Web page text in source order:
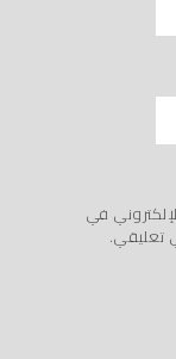
في
تعليقي.